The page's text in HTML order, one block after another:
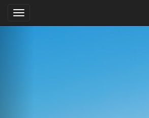
Navigation
ein-/ausblenden
Zurück